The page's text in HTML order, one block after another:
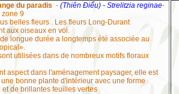
du paradis - (Thiên Điểu) - Strelitzia reginae-
zone 9
belles fleurs . Les fleurs Long-Durant
aux oiseaux en vol.
longue durée a longtemps été associée au
utilisées dans de nombreux motifs floraux
aspect dans l'aménagement paysager, elle est
bonne plante d'intérieur avec une forme
et de brillantes feuilles vertes